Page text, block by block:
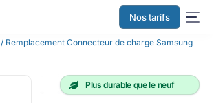
Nos tarifs
/ Remplacement Connecteur de charge Samsung
Plus durable que le neuf